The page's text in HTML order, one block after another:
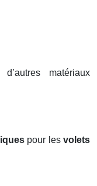
matériaux
pour lesvolets